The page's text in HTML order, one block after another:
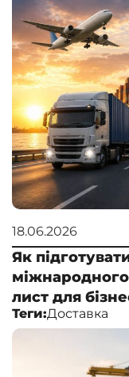
18.06.2026
Як
лист для
Теги:Доставка